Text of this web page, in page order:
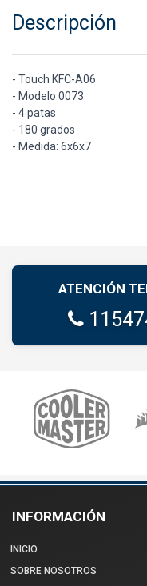
Descripción
- Touch KFC-A06
- Modelo 0073
- 4 patas
- 180 grados
- Medida: 6x6x7
ATENCIÓN
INFORMACIÓN
INICIO
SOBRE NOSOTROS